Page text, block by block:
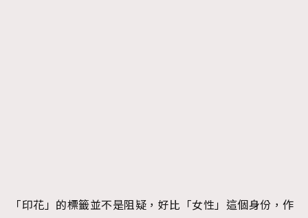
「印花」的標籤並不是阻疑，好比「女性」這個身份，作